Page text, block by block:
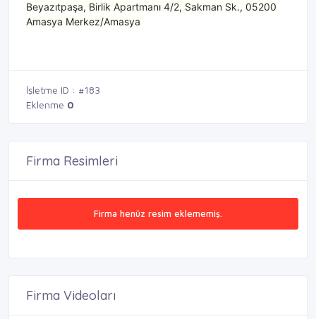
Beyazıtpaşa, Birlik Apartmanı 4/2, Sakman Sk., 05200
Amasya Merkez/Amasya
İşletme ID : #183
Eklenme 0
Firma Resimleri
Firma henüz resim eklememiş.
Firma Videoları